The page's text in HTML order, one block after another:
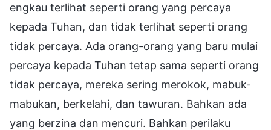
engkau terlihat seperti orang yang percaya
kepada Tuhan, dan tidak terlihat seperti orang
tidak percaya. Ada orang-orang yang baru mulai
percaya kepada Tuhan tetap sama seperti orang
tidak percaya, mereka sering merokok, mabuk-
mabukan, berkelahi, dan tawuran. Bahkan ada
yang berzina dan mencuri. Bahkan perilaku